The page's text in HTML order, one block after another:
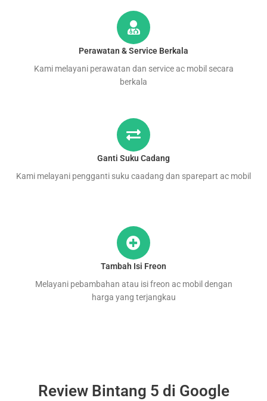
Perawatan & Service Berkala
Kami melayani perawatan dan service ac mobil secara
berkala
Ganti Suku Cadang
Kami melayani pengganti suku caadang dan sparepart ac mobil
Tambah Isi Freon
Melayani pebambahan atau isi freon ac mobil dengan
harga yang terjangkau
Review Bintang 5 di Google